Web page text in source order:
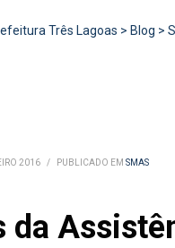
Três Lagoas > Blog >
2016 / PUBLICADO EM SMAS
da